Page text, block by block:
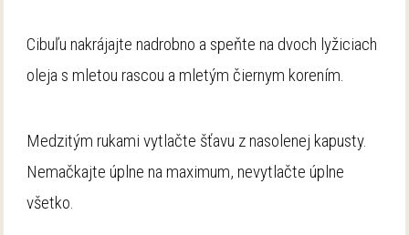
Cibuľu nakrájajte nadrobno a speňte na dvoch lyžiciach
oleja s mletou rascou a mletým čiernym korením.
Medzitým rukami vytlačte šťavu z nasolenej kapusty.
Nemačkajte úplne na maximum, nevytlačte úplne
všetko.